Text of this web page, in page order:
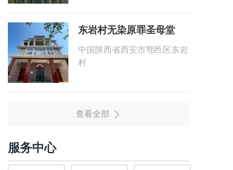
东岩村无染原罪圣母堂
中国陕西省西安市鄠邑区东岩
村
服务中心